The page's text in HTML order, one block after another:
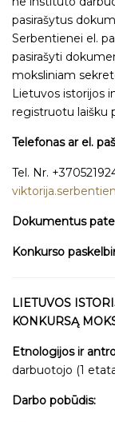
pasirašytus
Serbentienei el.
pasirašyti
moksliniam
Lietuvos istorijos
registruotu laišku
Telefonas ar el.
Tel. Nr.
Dokumentus
Konkurso
LIETUVOS
KONKURSĄ
Etnologijos ir
darbuotojo (1
Darbo pobūdis: